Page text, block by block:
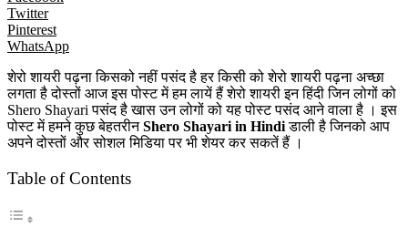
Twitter
Pinterest
WhatsApp
शेरो शायरी पढ़ना किसको नहीं पसंद है हर किसी को शेरो शायरी पढ़ना अच्छा
लगता है दोस्तों आज इस पोस्ट में हम लायें हैं शेरो शायरी इन हिंदी जिन लोगों को
Shero Shayari पसंद है खास उन लोगों को यह पोस्ट पसंद आने वाला है । इस
पोस्ट में हमने कुछ बेहतरीनShero Shayari in Hindiडाली है जिनको आप
अपने दोस्तों और सोशल मिडिया पर भी शेयर कर सकतें हैं ।
Table of Contents